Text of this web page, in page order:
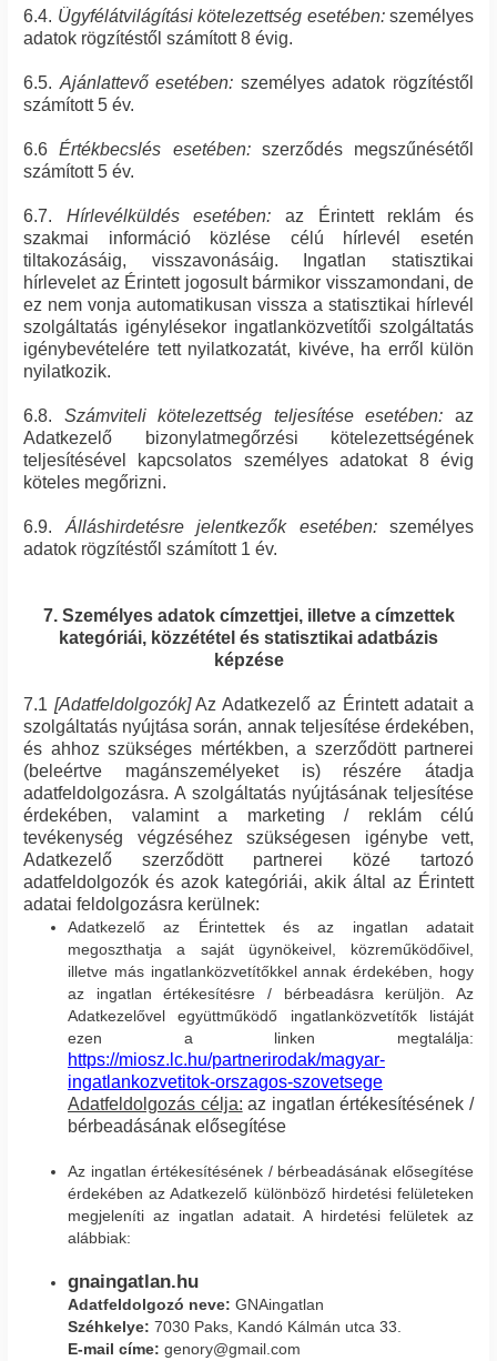
6.4. Ügyfélátvilágítási kötelezettség esetében:személyes
adatok rögzítéstől számított 8 évig.
6.5. Ajánlattevő esetében: személyes adatok rögzítéstől
számított 5 év.
6.6Értékbecslés esetében:szerződés megszűnésétől
számított 5 év.
6.7. Hírlevélküldés esetében: az Érintett reklám és
szakmai információ közlése célú hírlevél esetén
tiltakozásáig, visszavonásáig. Ingatlan statisztikai
hírlevelet az Érintett jogosult bármikor visszamondani, de
ez nem vonja automatikusan vissza a statisztikai hírlevél
szolgáltatás igénylésekor ingatlanközvetítői szolgáltatás
igénybevételére tett nyilatkozatát, kivéve, ha erről külön
nyilatkozik.
6.8. Számviteli kötelezettség teljesítése esetében: az
Adatkezelő bizonylatmegőrzési kötelezettségének
teljesítésével kapcsolatos személyes adatokat 8 évig
köteles megőrizni.
6.9. Álláshirdetésre jelentkezők esetében:személyes
adatok rögzítéstől számított 1 év.
7. Személyes adatok címzettjei, illetve a címzettek
kategóriái, közzététel és statisztikai adatbázis
képzése
7.1 [Adatfeldolgozók]Az Adatkezelő az Érintett adatait a
szolgáltatás nyújtása során, annak teljesítése érdekében,
és ahhoz szükséges mértékben, a szerződött partnerei
(beleértve magánszemélyeket is) részére átadja
adatfeldolgozásra. A szolgáltatás nyújtásának teljesítése
érdekében, valamint a marketing / reklám célú
tevékenység végzéséhez szükségesen igénybe vett,
Adatkezelő szerződött partnerei közé tartozó
adatfeldolgozók és azok kategóriái, akik által az Érintett
adatai feldolgozásra kerülnek:
Adatkezelő az Érintettek és az ingatlan adatait
megoszthatja a saját ügynökeivel, közreműködőivel,
illetve más ingatlanközvetítőkkel annak érdekében, hogy
az ingatlan értékesítésre / bérbeadásra kerüljön. Az
Adatkezelővel együttműködő ingatlanközvetítők listáját
ezen a linken megtalálja:
https://miosz.lc.hu/partnerirodak/magyar-
ingatlankozvetitok-orszagos-szovetsege
Adatfeldolgozás célja: az ingatlan értékesítésének /
bérbeadásának elősegítése
Az ingatlan értékesítésének / bérbeadásának elősegítése
érdekében az Adatkezelő különböző hirdetési felületeken
megjeleníti az ingatlan adatait. A hirdetési felületek az
alábbiak:
gnaingatlan.hu
Adatfeldolgozó neve: GNAingatlan
Széhkelye: 7030 Paks, Kandó Kálmán utca 33.
E-mail címe: genory@gmail.com